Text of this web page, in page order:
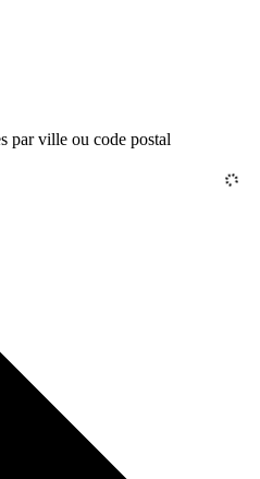
par ville ou code postal